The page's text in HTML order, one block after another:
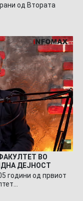
од Втората
ВО
ДЕЈНОСТ
години од првиот